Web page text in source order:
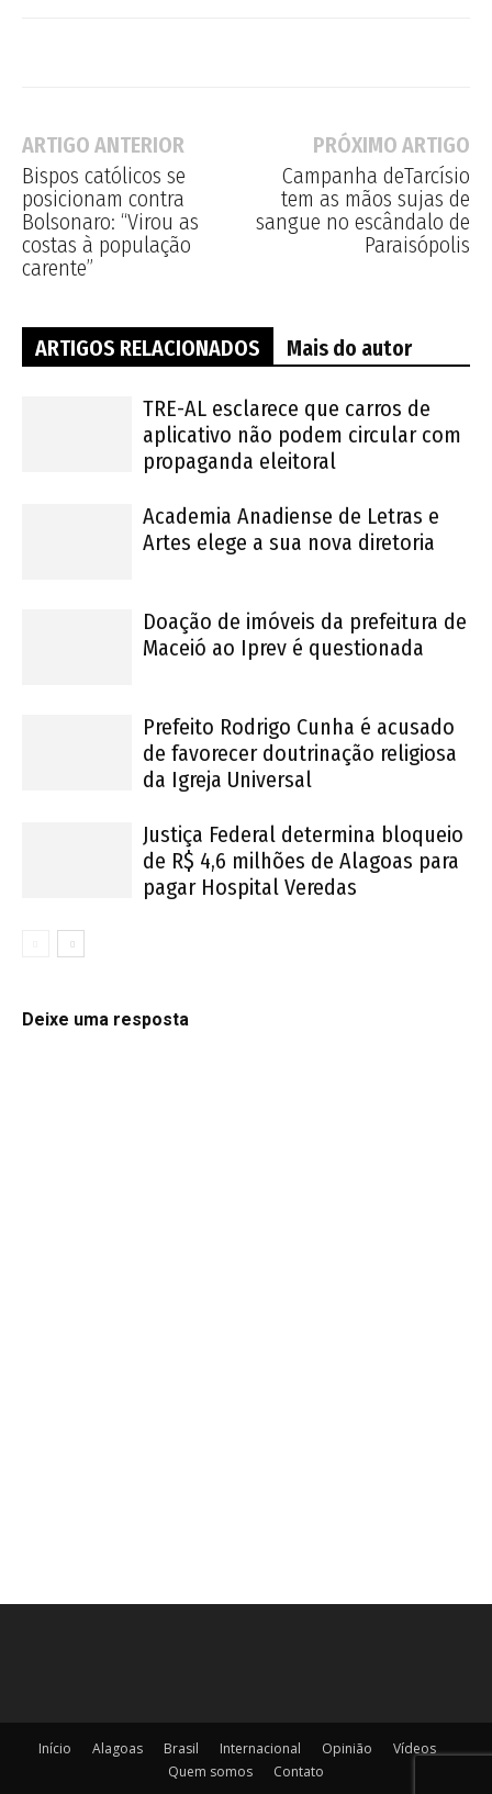
ARTIGO ANTERIOR
Bispos católicos se
posicionam contra
Bolsonaro: “Virou as
costas à população
carente”
PRÓXIMO ARTIGO
Campanha deTarcísio
tem as mãos sujas de
sangue no escândalo de
Paraisópolis
ARTIGOS RELACIONADOS Mais do autor
TRE-AL esclarece que carros de
aplicativo não podem circular com
propaganda eleitoral
Academia Anadiense de Letras e
Artes elege a sua nova diretoria
Doação de imóveis da prefeitura de
Maceió ao Iprev é questionada
Prefeito Rodrigo Cunha é acusado
de favorecer doutrinação religiosa
da Igreja Universal
Justiça Federal determina bloqueio
de R$ 4,6 milhões de Alagoas para
pagar Hospital Veredas
Deixe uma resposta
Início Alagoas Brasil Internacional Opinião
Vídeos
Quem somos
Contato